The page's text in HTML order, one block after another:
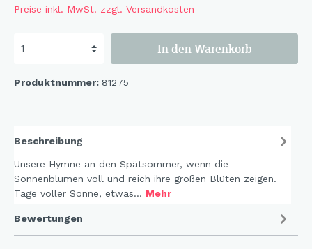
Preise inkl. MwSt. zzgl. Versandkosten
In den Warenkorb
Produktnummer: 81275
Beschreibung
Unsere Hymne an den Spätsommer, wenn die
Sonnenblumen voll und reich ihre großen Blüten zeigen.
Tage voller Sonne, etwas… Mehr
Bewertungen